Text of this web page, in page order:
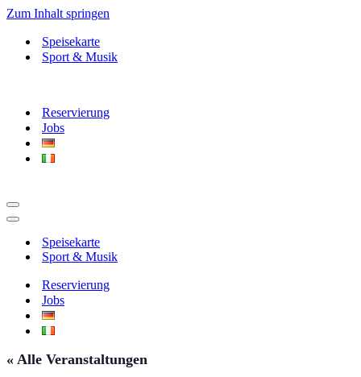
Zum Inhalt springen
Speisekarte
Sport & Musik
Reservierung
Jobs
Navigationsmenü
Navigationsmenü
Speisekarte
Sport & Musik
Reservierung
Jobs
« Alle Veranstaltungen